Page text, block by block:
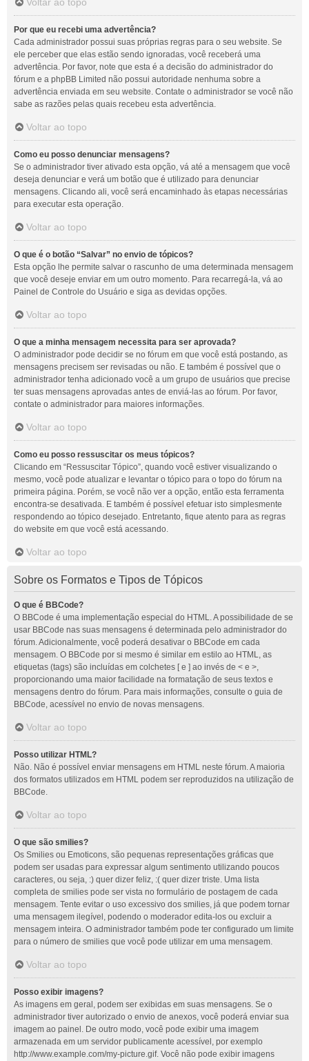
Por que eu recebi uma advertência?
Cada administrador possui suas próprias regras para o seu website. Se
ele perceber que elas estão sendo ignoradas, você receberá uma
advertência. Por favor, note que esta é a decisão do administrador do
fórum e a phpBB Limited não possui autoridade nenhuma sobre a
advertência enviada em seu website. Contate o administrador se você não
sabe as razões pelas quais recebeu esta advertência.
Voltar ao topo
Como eu posso denunciar mensagens?
Se o administrador tiver ativado esta opção, vá até a mensagem que você
deseja denunciar e verá um botão que é utilizado para denunciar
mensagens. Clicando ali, você será encaminhado às etapas necessárias
para executar esta operação.
Voltar ao topo
O que é o botão “Salvar” no envio de tópicos?
Esta opção lhe permite salvar o rascunho de uma determinada mensagem
que você deseje enviar em um outro momento. Para recarregá-la, vá ao
Painel de Controle do Usuário e siga as devidas opções.
Voltar ao topo
O que a minha mensagem necessita para ser aprovada?
O administrador pode decidir se no fórum em que você está postando, as
mensagens precisem ser revisadas ou não. E também é possível que o
administrador tenha adicionado você a um grupo de usuários que precise
ter suas mensagens aprovadas antes de enviá-las ao fórum. Por favor,
contate o administrador para maiores informações.
Voltar ao topo
Como eu posso ressuscitar os meus tópicos?
Clicando em “Ressuscitar Tópico”, quando você estiver visualizando o
mesmo, você pode atualizar e levantar o tópico para o topo do fórum na
primeira página. Porém, se você não ver a opção, então esta ferramenta
encontra-se desativada. E também é possível efetuar isto simplesmente
respondendo ao tópico desejado. Entretanto, fique atento para as regras
do website em que você está acessando.
Voltar ao topo
Sobre os Formatos e Tipos de Tópicos
O que é BBCode?
O BBCode é uma implementação especial do HTML. A possibilidade de se
usar BBCode nas suas mensagens é determinada pelo administrador do
fórum. Adicionalmente, você poderá desativar o BBCode em cada
mensagem. O BBCode por si mesmo é similar em estilo ao HTML, as
etiquetas (tags) são incluídas em colchetes [ e ] ao invés de < e >,
proporcionando uma maior facilidade na formatação de seus textos e
mensagens dentro do fórum. Para mais informações, consulte o guia de
BBCode, acessível no envio de novas mensagens.
Voltar ao topo
Posso utilizar HTML?
Não. Não é possível enviar mensagens em HTML neste fórum. A maioria
dos formatos utilizados em HTML podem ser reproduzidos na utilização de
BBCode.
Voltar ao topo
O que são smilies?
Os Smilies ou Emoticons, são pequenas representações gráficas que
podem ser usadas para expressar algum sentimento utilizando poucos
caracteres, ou seja, :) quer dizer feliz, :( quer dizer triste. Uma lista
completa de smilies pode ser vista no formulário de postagem de cada
mensagem. Tente evitar o uso excessivo dos smilies, já que podem tornar
uma mensagem ilegível, podendo o moderador edita-los ou excluir a
mensagem inteira. O administrador também pode ter configurado um limite
para o número de smilies que você pode utilizar em uma mensagem.
Voltar ao topo
Posso exibir imagens?
As imagens em geral, podem ser exibidas em suas mensagens. Se o
administrador tiver autorizado o envio de anexos, você poderá enviar sua
imagem ao painel. De outro modo, você pode exibir uma imagem
armazenada em um servidor publicamente acessível, por exemplo
http://www.example.com/my-picture.gif. Você não pode exibir imagens